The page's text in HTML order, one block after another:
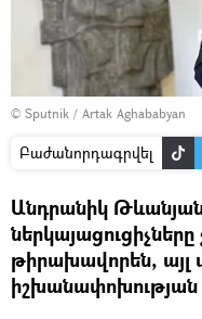
© Sputnik / Artak Aghababyan
Բաժանորդագրվել
Անդրանիկ
թիրախավորեն, այլ
իշխանափոխության